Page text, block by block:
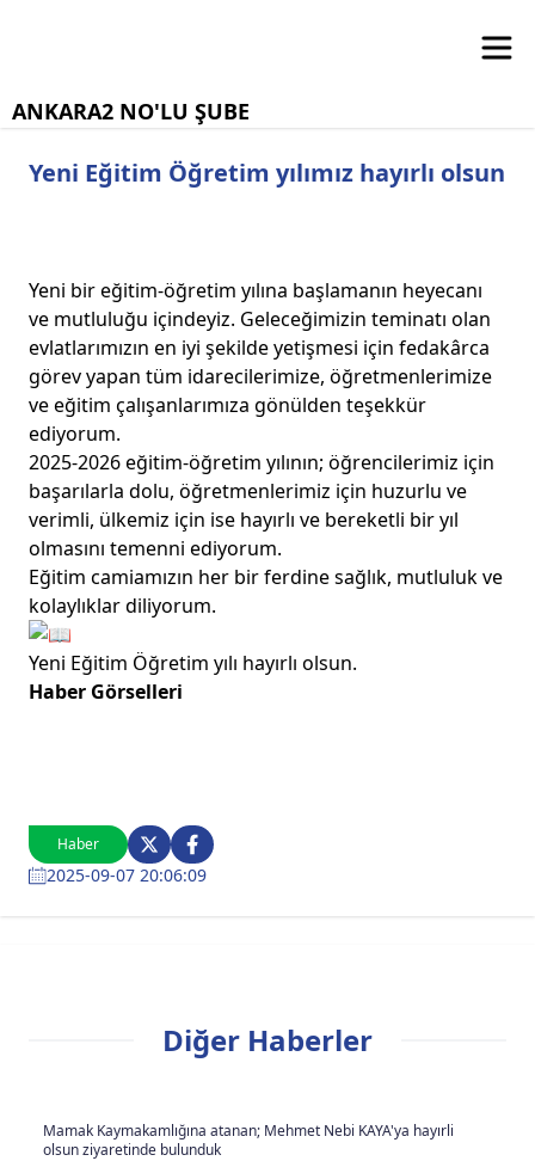
ANKARA2 NO'LU ŞUBE
Haber
2025-09-07 20:06:09
Yeni Eğitim Öğretim yılımız hayırlı olsun
Yeni bir eğitim-öğretim yılına başlamanın heyecanı
ve mutluluğu içindeyiz. Geleceğimizin teminatı olan
evlatlarımızın en iyi şekilde yetişmesi için fedakârca
görev yapan tüm idarecilerimize, öğretmenlerimize
ve eğitim çalışanlarımıza gönülden teşekkür
ediyorum.
2025-2026 eğitim-öğretim yılının; öğrencilerimiz için
başarılarla dolu, öğretmenlerimiz için huzurlu ve
verimli, ülkemiz için ise hayırlı ve bereketli bir yıl
olmasını temenni ediyorum.
Eğitim camiamızın her bir ferdine sağlık, mutluluk ve
kolaylıklar diliyorum.
Yeni Eğitim Öğretim yılı hayırlı olsun.
Haber Görselleri
Diğer Haberler
Mamak Kaymakamlığına atanan; Mehmet Nebi KAYA'ya hayırli
olsun ziyaretinde bulunduk